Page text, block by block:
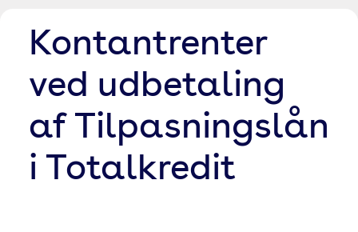
Kontantrenter
ved udbetaling
af Tilpasningslån
i Totalkredit